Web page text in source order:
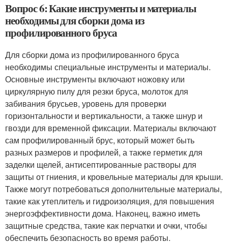
Вопрос 6: Какие инструменты и материалы
необходимы для сборки дома из
профилированного бруса
Для сборки дома из профилированного бруса
необходимы специальные инструменты и материалы.
Основные инструменты включают ножовку или
циркулярную пилу для резки бруса, молоток для
забивания брусьев, уровень для проверки
горизонтальности и вертикальности, а также шнур и
гвозди для временной фиксации. Материалы включают
сам профилированный брус, который может быть
разных размеров и профилей, а также герметик для
заделки щелей, антисептированные растворы для
защиты от гниения, и кровельные материалы для крыши.
Также могут потребоваться дополнительные материалы,
такие как утеплитель и гидроизоляция, для повышения
энергоэффективности дома. Наконец, важно иметь
защитные средства, такие как перчатки и очки, чтобы
обеспечить безопасность во время работы.